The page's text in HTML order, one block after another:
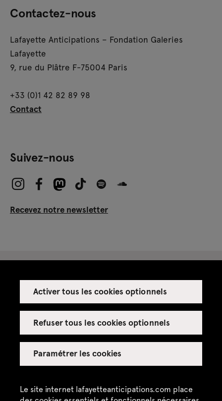
Le site internet lafayetteanticipations.com place
Activer tous les cookies optionnels
Refuser tous les cookies optionnels
Paramétrer les cookies
Contactez-nous
Lafayette Anticipations – Fondation Galeries
Lafayette
9, rue du Plâtre F-75004 Paris
+33 (0)1 42 82 89 98
Contact
Suivez-nous
Recevez notre newsletter
Espace presse
Espace enseignant·es
Espace privatisations
Crédits
Mentions légales